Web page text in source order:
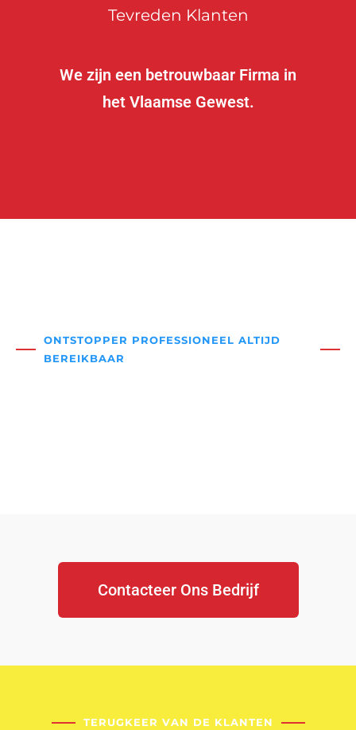
Tevreden Klanten
We zijn een betrouwbaar Firma in
het Vlaamse Gewest.
ONTSTOPPER PROFESSIONEEL ALTIJD
BEREIKBAAR
Contacteer Ons Bedrijf
TERUGKEER VAN DE KLANTEN